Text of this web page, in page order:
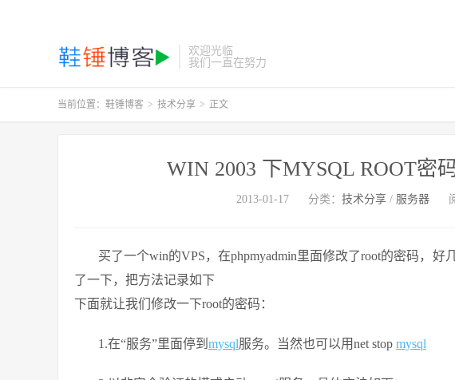
欢迎光临
我们一直在努力
当前位置： 鞋锤博客 > 技术分享 > 正文
WIN 2003 下MYSQL ROOT密
2013-01-17 分类： 技术分享 / 服务器
买了一个win的VPS，在phpmyadmin里面修改了root的密码，
了一下，把方法记录如下
下面就让我们修改一下root的密码：
1.在“服务”里面停到 mysql服务。当然也可以用net stop mysql